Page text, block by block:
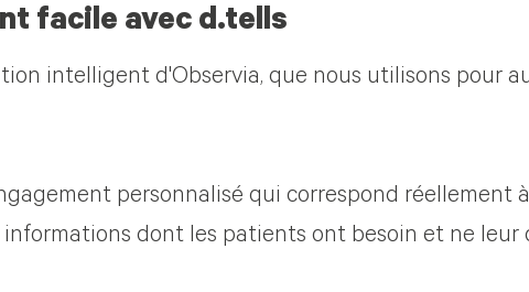
facile avec d.tells
intelligent d'Observia, que nous utilisons pour
personnalisé qui correspond réellement
dont les patients ont besoin et ne